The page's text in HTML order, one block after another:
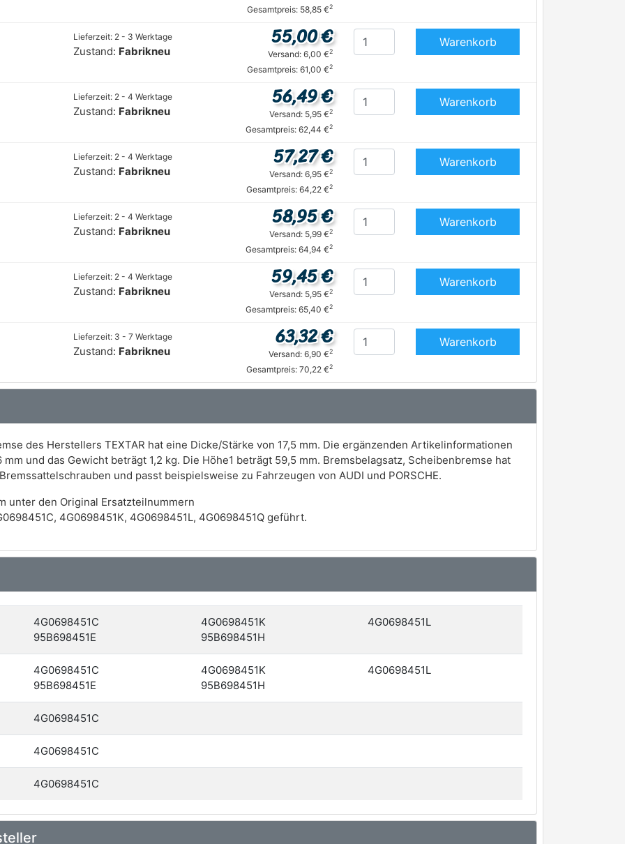
Gesamtpreis: 58,85 €2
Lieferzeit: 2 - 3 Werktage
Zustand: Fabrikneu
55,00 €
Versand: 6,00 €2
Gesamtpreis: 61,00 €2
Warenkorb
Lieferzeit: 2 - 4 Werktage
Zustand: Fabrikneu
56,49 €
Versand: 5,95 €2
Gesamtpreis: 62,44 €2
Warenkorb
Lieferzeit: 2 - 4 Werktage
Zustand: Fabrikneu
57,27 €
Versand: 6,95 €2
Gesamtpreis: 64,22 €2
Warenkorb
Lieferzeit: 2 - 4 Werktage
Zustand: Fabrikneu
58,95 €
Versand: 5,99 €2
Gesamtpreis: 64,94 €2
Warenkorb
Lieferzeit: 2 - 4 Werktage
Zustand: Fabrikneu
59,45 €
Versand: 5,95 €2
Gesamtpreis: 65,40 €2
Warenkorb
Lieferzeit: 3 - 7 Werktage
Zustand: Fabrikneu
63,32 €
Versand: 6,90 €2
Gesamtpreis: 70,22 €2
Warenkorb
des Herstellers TEXTAR hat eine Dicke/Stärke von 17,5 mm. Die ergänzenden Artikelinformationen
und das Gewicht beträgt 1,2 kg. Die Höhe1 beträgt 59,5 mm. Bremsbelagsatz, Scheibenbremse hat
und passt beispielsweise zu Fahrzeugen von AUDI und PORSCHE.
unter den Original Ersatzteilnummern
4G0698451K, 4G0698451L, 4G0698451Q geführt.
4G0698451C 4G0698451K
4G0698451L
95B698451E 95B698451H
4G0698451C 4G0698451K
4G0698451L
95B698451E 95B698451H
4G0698451C
4G0698451C
4G0698451C